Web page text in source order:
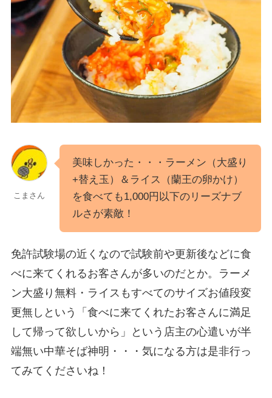
こまさん
美味しかった・・・ラーメン（大盛り
+替え玉）＆ライス（蘭王の卵かけ）
を食べても1,000円以下のリーズナブ
ルさが素敵！
免許試験場の近くなので試験前や更新後などに食
べに来てくれるお客さんが多いのだとか。ラーメ
ン大盛り無料・ライスもすべてのサイズお値段変
更無しという「食べに来てくれたお客さんに満足
して帰って欲しいから」という店主の心遣いが半
端無い中華そば神明・・・気になる方は是非行っ
てみてくださいね！